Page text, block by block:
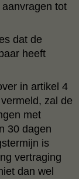
tot
dat de
heeft
in artikel 4
zal de
met
30 dagen
is
vertraging
dan wel